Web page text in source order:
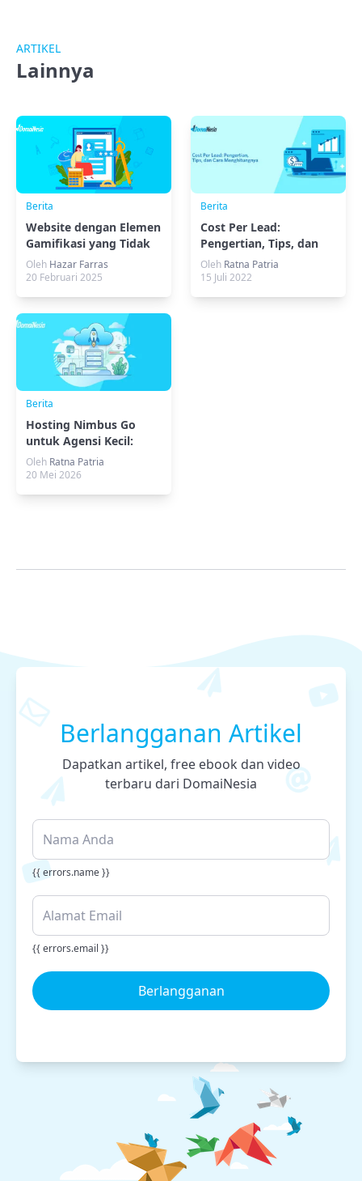
ARTIKEL
Lainnya
Berita
Website dengan Elemen
Gamifikasi yang Tidak
Hanya untuk Hiburan
Oleh Hazar Farras
20 Februari 2025
Berita
Cost Per Lead:
Pengertian, Tips, dan
Cara Menghitungnya
Oleh Ratna Patria
15 Juli 2022
Berita
Hosting Nimbus Go
untuk Agensi Kecil:
Praktis & Stabil
Oleh Ratna Patria
20 Mei 2026
Berlangganan Artikel
Dapatkan artikel, free ebook dan video
terbaru dari DomaiNesia
{{ errors.name }}
{{ errors.email }}
Berlangganan